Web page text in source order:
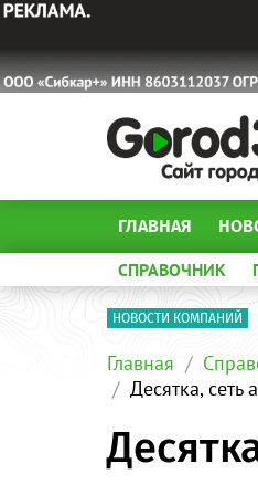
ГЛАВНАЯ
СПРАВОЧНИК
НОВОСТИ КОМПАНИЙ
Главная
Десятка,